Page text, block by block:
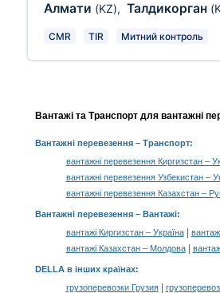
Алмати (KZ), Талдикорган
CMR TIR Митний контроль
Вантажі та Транспорт для вантажні
Вантажні перевезення– Транспорт:
вантажні перевезення Киргизстан –
вантажні перевезення Узбекистан –
вантажні перевезення Казахстан –
Вантажні перевезення – Вантажі:
вантажі Киргизстан – Україна|
вантажі Казахстан – Молдова|
DELLA в інших країнах:
грузоперевозки Грузия|